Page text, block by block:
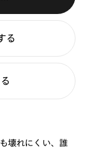
る
壊れにくい、誰